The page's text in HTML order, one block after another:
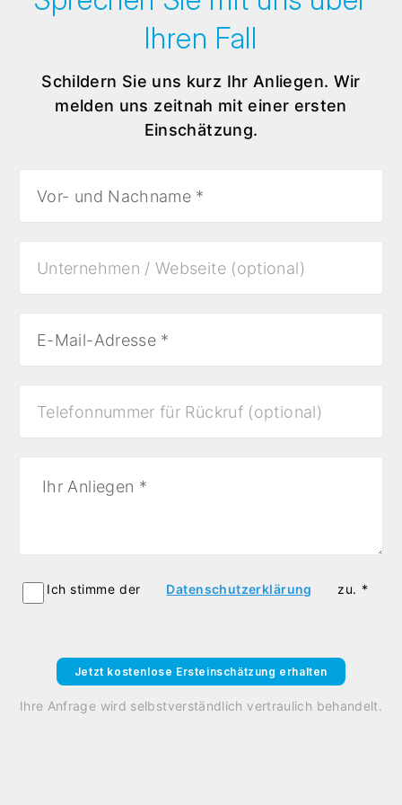
Ihren Fall
Schildern Sie uns kurz Ihr Anliegen. Wir
melden uns zeitnah mit einer ersten
Einschätzung.
Ich stimme der Datenschutzerklärung zu. *
Jetzt kostenlose Ersteinschätzung erhalten
Ihre Anfrage wird selbstverständlich vertraulich behandelt.